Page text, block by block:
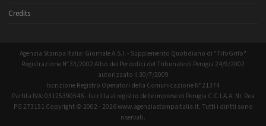
Credits
Agenzia Stampa Italia: Giornale A.S.I. - Supplemento Quotidiano di "TifoGrifo"
Registrazione N° 33/2002 Albo dei Periodici del Tribunale di Perugia 24/9/2002
autorizzato il 30/7/2009
Iscrizione Registro Operatori della Comunicazione N° 21374
Partita IVA: 03125390546 - Iscritta al registro delle imprese di Perugia C.C.I.A.A. Nr. Rea
PG 273151 Copyright © 2002 - 2026 www.agenziastampaitalia.it. Tutti i diritti sono
riservati.